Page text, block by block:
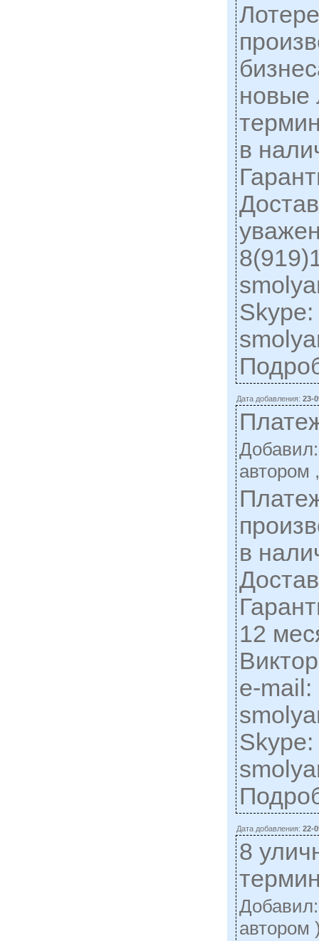
новые
в
Skype:
Дата добавления:23-
автором
в
12
e-mail:
Skype:
Дата добавления:22-
8
автором